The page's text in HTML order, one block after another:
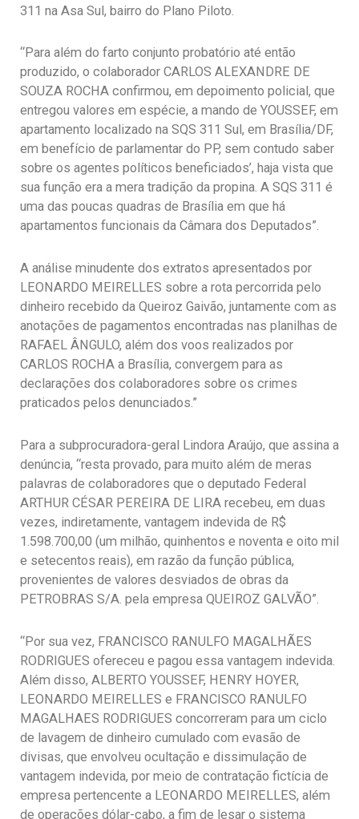
311 na Asa Sul, bairro do Plano Piloto.
“Para além do farto conjunto probatório até então
produzido, o colaborador CARLOS ALEXANDRE DE
SOUZA ROCHA confirmou, em depoimento policial, que
entregou valores em espécie, a mando de YOUSSEF, em
apartamento localizado na SQS 311 Sul, em Brasília/DF,
em benefício de parlamentar do PP, sem contudo saber
sobre os agentes políticos beneficiados’, haja vista que
sua função era a mera tradição da propina. A SQS 311 é
uma das poucas quadras de Brasília em que há
apartamentos funcionais da Câmara dos Deputados”.
A análise minudente dos extratos apresentados por
LEONARDO MEIRELLES sobre a rota percorrida pelo
dinheiro recebido da Queiroz Gaivão, juntamente com as
anotações de pagamentos encontradas nas planilhas de
RAFAEL ÂNGULO, além dos voos realizados por
CARLOS ROCHA a Brasília, convergem para as
declarações dos colaboradores sobre os crimes
praticados pelos denunciados.”
Para a subprocuradora-geral Lindora Araújo, que assina a
denúncia, “resta provado, para muito além de meras
palavras de colaboradores que o deputado Federal
ARTHUR CÉSAR PEREIRA DE LIRA recebeu, em duas
vezes, indiretamente, vantagem indevida de R$
1.598.700,00 (um milhão, quinhentos e noventa e oito mil
e setecentos reais), em razão da função pública,
provenientes de valores desviados de obras da
PETROBRAS S/A. pela empresa QUEIROZ GALVÃO”.
“Por sua vez, FRANCISCO RANULFO MAGALHÃES
RODRIGUES ofereceu e pagou essa vantagem indevida.
Além disso, ALBERTO YOUSSEF, HENRY HOYER,
LEONARDO MEIRELLES e FRANCISCO RANULFO
MAGALHAES RODRIGUES concorreram para um ciclo
de lavagem de dinheiro cumulado com evasão de
divisas, que envolveu ocultação e dissimulação de
vantagem indevida, por meio de contratação fictícia de
empresa pertencente a LEONARDO MEIRELLES, além
de operações dólar-cabo, a fim de lesar o sistema